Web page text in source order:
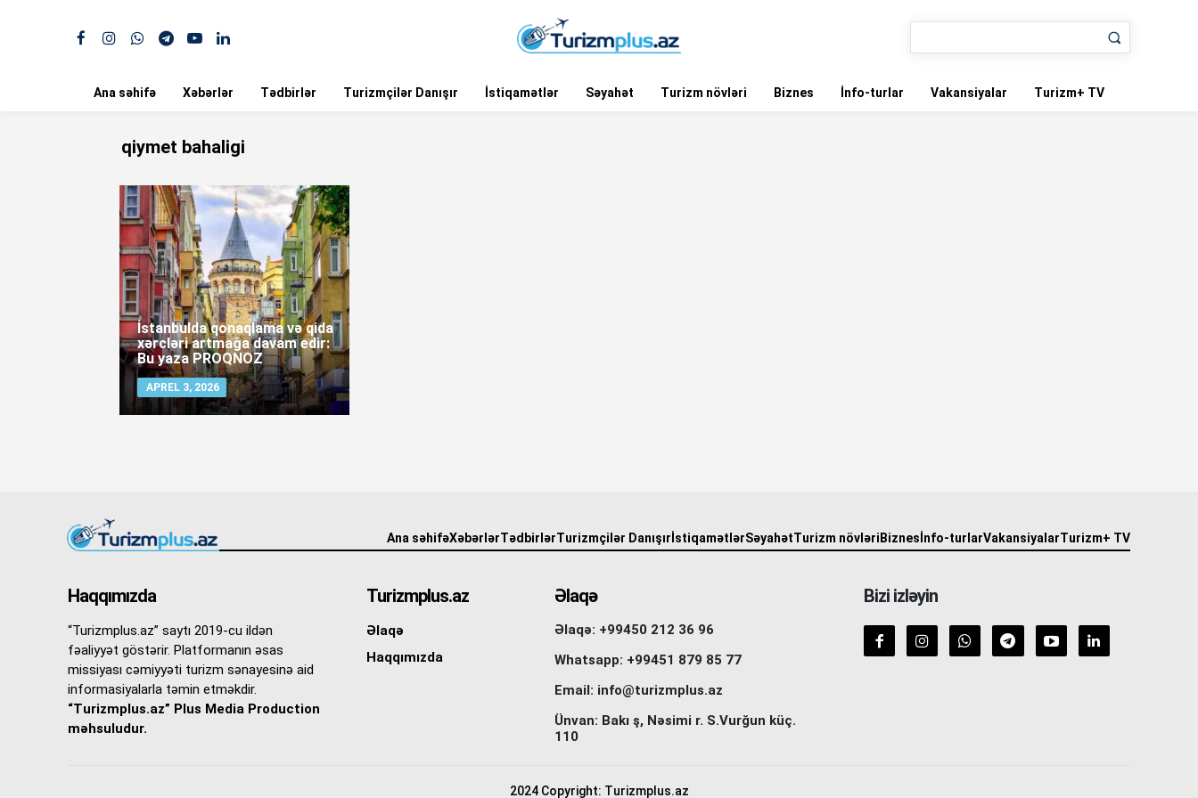
Ana səhifə Xəbərlər Tədbirlər Turizmçilər Danışır İstiqamətlər Səyahət Turizm növləri Biznes İnfo-turlar Vakansiyalar Turizm+ TV
qiymet bahaligi
İstanbulda qonaqlama və qida
xərcləri artmağa davam edir:
Bu yaza PROQNOZ
APREL 3, 2026
Ana səhifəXəbərlərTədbirlərTurizmçilər Danışır İstiqamətlərSəyahətTurizm növləri Biznes İnfo-turlarVakansiyalarTurizm+ TV
Haqqımızda
“Turizmplus.az” saytı 2019-cu ildən
fəaliyyət göstərir. Platformanın əsas
missiyası cəmiyyəti turizm sənayesinə aid
informasiyalarla təmin etməkdir.
“Turizmplus.az” Plus Media Production
məhsuludur.
Turizmplus.az
Əlaqə
Haqqımızda
Əlaqə
Əlaqə: +99450 212 36 96
Whatsapp: +99451 879 85 77
Email: info@turizmplus.az
Ünvan: Bakı ş, Nəsimi r. S.Vurğun küç.
110
Bizi izləyin
2024 Copyright: Turizmplus.az